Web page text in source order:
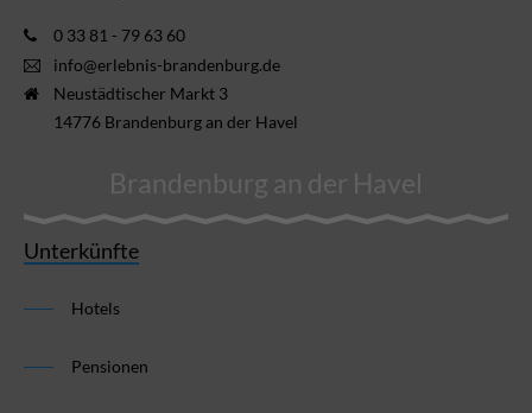
0 33 81 - 79 63 60
info@erlebnis-brandenburg.de
Neustädtischer Markt 3
14776 Brandenburg an der Havel
Brandenburg an der Havel
Unterkünfte
Hotels
Pensionen